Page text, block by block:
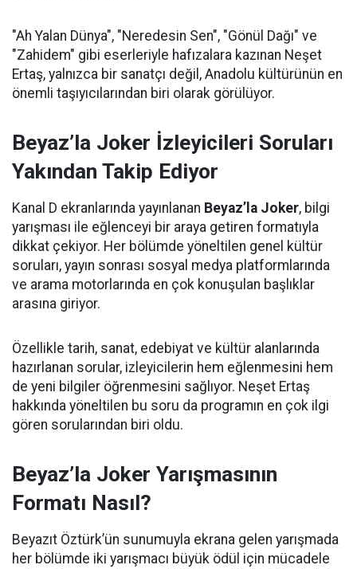
"Ah Yalan Dünya", "Neredesin Sen", "Gönül Dağı" ve
"Zahidem" gibi eserleriyle hafızalara kazınan Neşet
Ertaş, yalnızca bir sanatçı değil, Anadolu kültürünün en
önemli taşıyıcılarından biri olarak görülüyor.
Beyaz’la Joker İzleyicileri Soruları
Yakından Takip Ediyor
Kanal D ekranlarında yayınlanan Beyaz’la Joker, bilgi
yarışması ile eğlenceyi bir araya getiren formatıyla
dikkat çekiyor. Her bölümde yöneltilen genel kültür
soruları, yayın sonrası sosyal medya platformlarında
ve arama motorlarında en çok konuşulan başlıklar
arasına giriyor.
Özellikle tarih, sanat, edebiyat ve kültür alanlarında
hazırlanan sorular, izleyicilerin hem eğlenmesini hem
de yeni bilgiler öğrenmesini sağlıyor. Neşet Ertaş
hakkında yöneltilen bu soru da programın en çok ilgi
gören sorularından biri oldu.
Beyaz’la Joker Yarışmasının
Formatı Nasıl?
Beyazıt Öztürk’ün sunumuyla ekrana gelen yarışmada
her bölümde iki yarışmacı büyük ödül için mücadele